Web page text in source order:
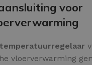
voor
temperatuurregelaar
vloerverwarming